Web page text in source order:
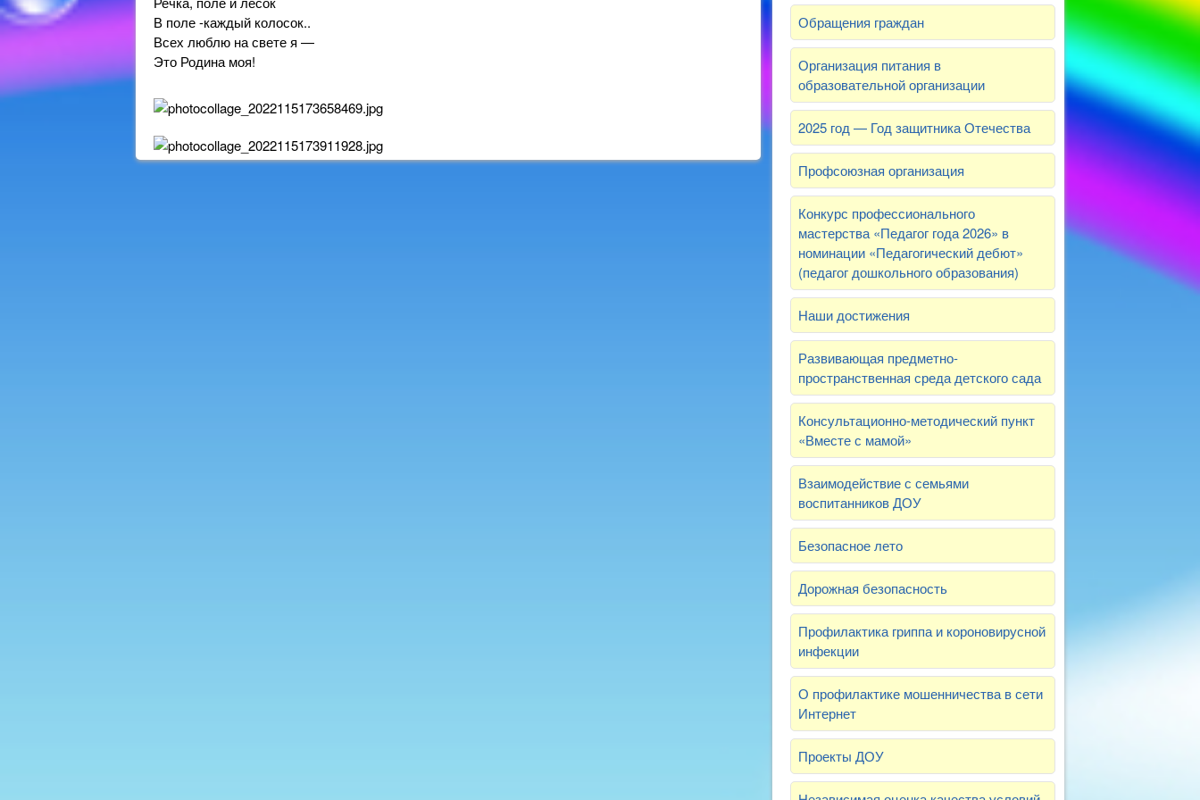
В поле -каждый колосок..
Всех люблю на свете я —
Это Родина моя!
Обращения граждан
Организация питания в
образовательной организации
2025 год — Год защитника Отечества
Профсоюзная организация
Конкурс профессионального
мастерства «Педагог года 2026» в
номинации «Педагогический дебют»
(педагог дошкольного образования)
Наши достижения
Развивающая предметно-
пространственная среда детского сада
Консультационно-методический пункт
«Вместе с мамой»
Взаимодействие с семьями
воспитанников ДОУ
Безопасное лето
Дорожная безопасность
Профилактика гриппа и короновирусной
инфекции
О профилактике мошенничества в сети
Интернет
Проекты ДОУ